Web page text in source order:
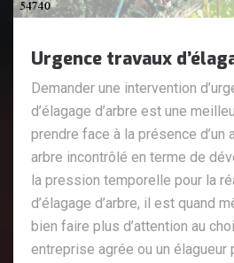
Urgence travaux
Demander une intervention
d’élagage d’arbre est une
prendre face à la présence d’un
arbre incontrôlé en terme de
la pression temporelle pour la
d’élagage d’arbre, il est quand
bien faire plus d’attention au
entreprise agrée ou un